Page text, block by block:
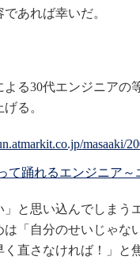
あれば幸いだ。
よる30代エンジニアの
る。
て踊れるエンジニア
と思い込んでしまう
「自分のせいじゃな
直さなければ！」と